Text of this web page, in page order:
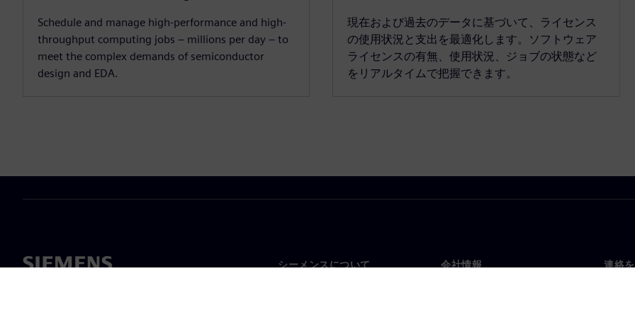
Schedule and manage high-performance and high-
throughput computing jobs – millions per day – to
meet the complex demands of semiconductor
design and EDA.
現在および過去のデータに基づいて、ライセンス
の使用状況と支出を最適化します。ソフトウェア
ライセンスの有無、使用状況、ジョブの状態など
をリアルタイムで把握できます。
シーメンスについて 会社情報 連絡